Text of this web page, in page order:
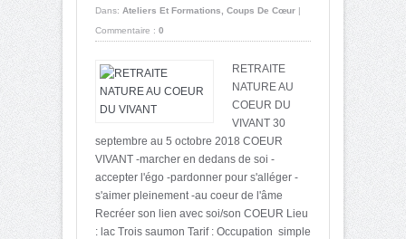
Dans: Ateliers Et Formations Coups De Cœur |
Commentaire : 0
RETRAITE
NATURE AU
COEUR DU
VIVANT 30
septembre au 5 octobre 2018 COEUR
VIVANT -marcher en dedans de soi -
accepter l'égo -pardonner pour s'alléger -
s'aimer pleinement -au coeur de l'âme
Recréer son lien avec soi/son COEUR Lieu
: lac Trois saumon Tarif : Occupation simple